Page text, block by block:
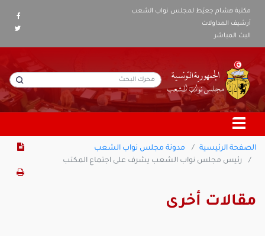
مكتبة هشام جعيّط لمجلس نواب الشعب
أرشيف المداولات
البث المباشر
الصفحة الرئيسية
مدونة مجلس نواب الشعب
رئيس مجلس نواب الشعب يشرف على اجتماع المكتب
مقالات أخرى